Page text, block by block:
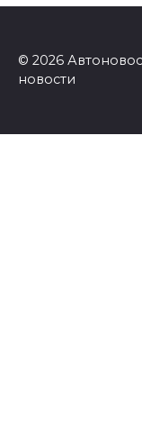
© 2026
новости